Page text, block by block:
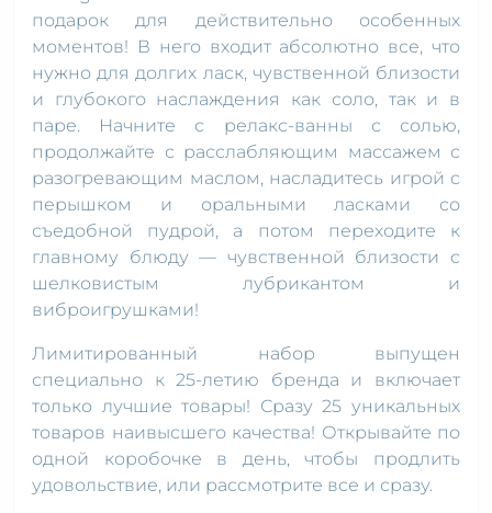
подарок для действительно особенных
моментов! В него входит абсолютно все, что
нужно для долгих ласк, чувственной близости
и глубокого наслаждения как соло, так и в
паре. Начните с релакс-ванны с солью,
продолжайте с расслабляющим массажем с
разогревающим маслом, насладитесь игрой с
перышком и оральными ласками со
съедобной пудрой, а потом переходите к
главному блюду — чувственной близости с
шелковистым лубрикантом и
виброигрушками!
Лимитированный набор выпущен
специально к 25-летию бренда и включает
только лучшие товары! Сразу 25 уникальных
товаров наивысшего качества! Открывайте по
одной коробочке в день, чтобы продлить
удовольствие, или рассмотрите все и сразу.